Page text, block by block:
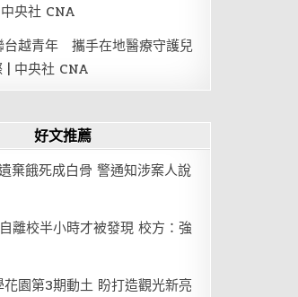
央社 CNA
台越青年 攜手在地醫療守護兒
| 中央社 CNA
好文推薦
棄餓死成白骨 警通知涉案人說
離校半小時才被發現 校方：強
園第3期動土 盼打造觀光新亮